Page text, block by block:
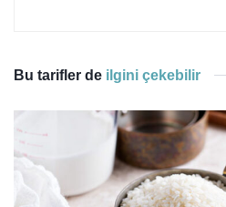
Bu tarifler de ilgini çekebilir